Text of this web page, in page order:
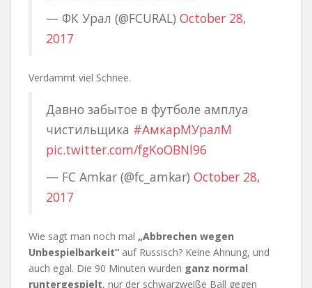
— ФК Урал (@FCURAL) October 28,
2017
Verdammt viel Schnee.
Давно забытое в футболе амплуа
чистильщика #АмкарМУралМ
pic.twitter.com/fgKoOBNl96
— FC Amkar (@fc_amkar) October 28,
2017
Wie sagt man noch mal „Abbrechen wegen
Unbespielbarkeit“ auf Russisch? Keine Ahnung, und
auch egal. Die 90 Minuten wurden ganz normal
runtergespielt, nur der schwarzweiße Ball gegen